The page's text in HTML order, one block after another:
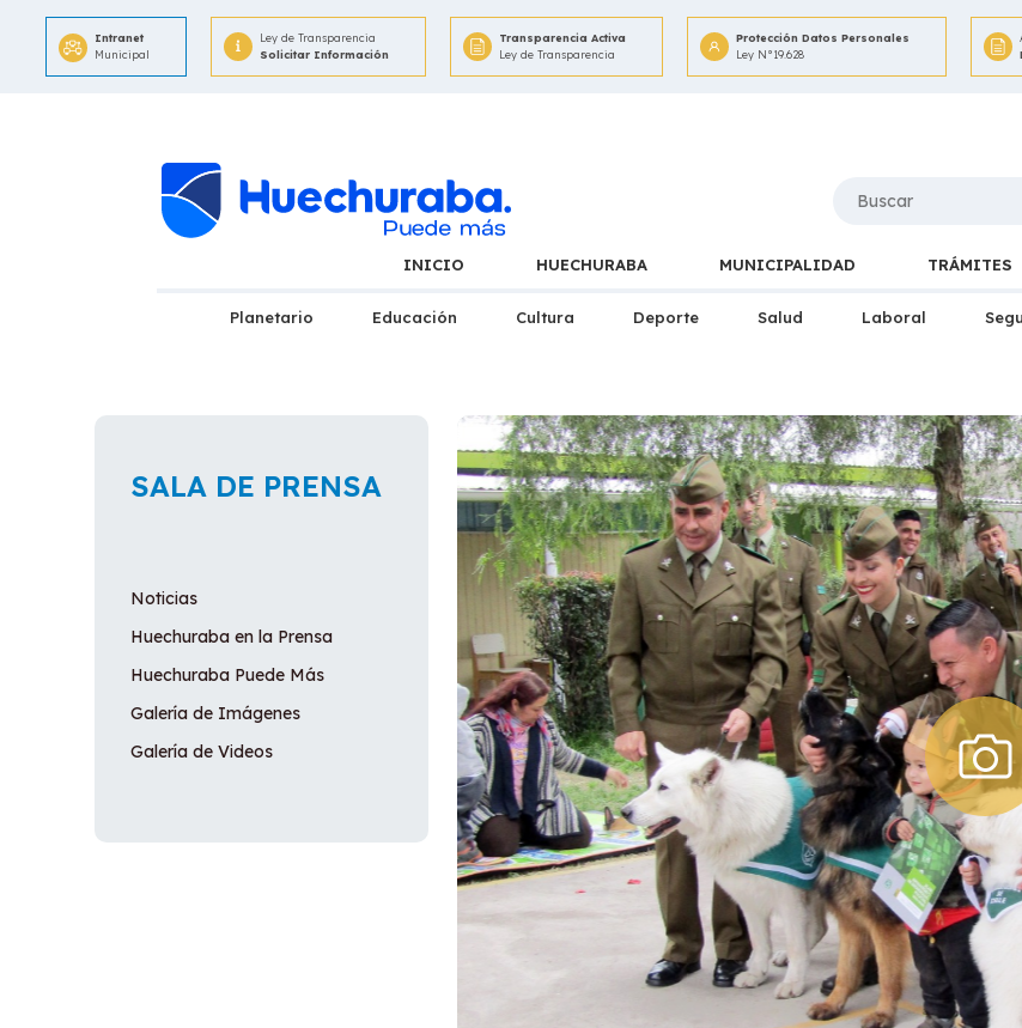
Intranet
Municipal
Ley de Transparencia
Solicitar Información
Transparencia Activa
Ley de Transparencia
Protección Datos Personales
Ley N°19.628
INICIO HUECHURABA MUNICIPALIDAD TRÁMITES
Planetario Educación Cultura Deporte Salud Laboral
SALA DE PRENSA
Noticias
Huechuraba en la Prensa
Huechuraba Puede Más
Galería de Imágenes
Galería de Videos